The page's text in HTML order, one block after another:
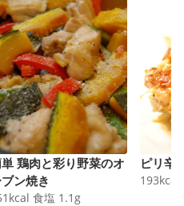
鶏肉と彩り野菜のオ
ン焼き
kcal 食塩 1.1 g
ピリ辛
193kcal